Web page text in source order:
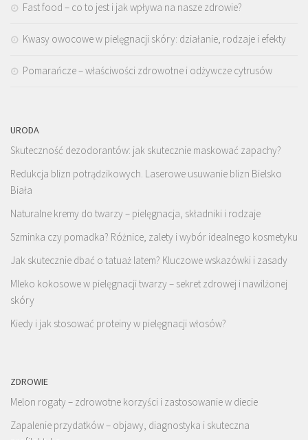
Fast food – co to jest i jak wpływa na nasze zdrowie?
Kwasy owocowe w pielęgnacji skóry: działanie, rodzaje i efekty
Pomarańcze – właściwości zdrowotne i odżywcze cytrusów
URODA
Skuteczność dezodorantów: jak skutecznie maskować zapachy?
Redukcja blizn potrądzikowych. Laserowe usuwanie blizn Bielsko
Biała
Naturalne kremy do twarzy – pielęgnacja, składniki i rodzaje
Szminka czy pomadka? Różnice, zalety i wybór idealnego kosmetyku
Jak skutecznie dbać o tatuaż latem? Kluczowe wskazówki i zasady
Mleko kokosowe w pielęgnacji twarzy – sekret zdrowej i nawilżonej
skóry
Kiedy i jak stosować proteiny w pielęgnacji włosów?
ZDROWIE
Melon rogaty – zdrowotne korzyści i zastosowanie w diecie
Zapalenie przydatków – objawy, diagnostyka i skuteczna